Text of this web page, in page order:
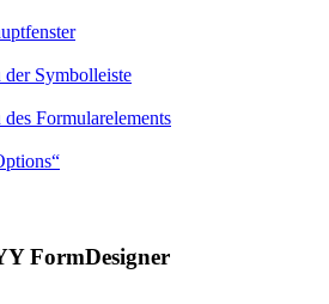
Symbolleiste
Formularelements
FormDesigner